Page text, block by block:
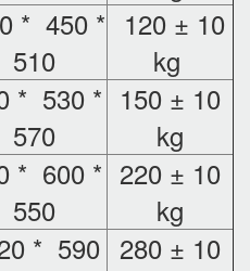
* 450 *
510
120 ± 10
kg
* 530 *
570
150 ± 10
kg
* 600 *
550
220 ± 10
kg
* 590 280 ± 10